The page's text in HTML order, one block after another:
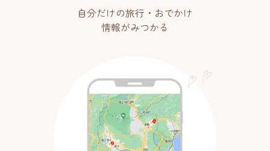
自分だけの旅行・おでかけ
情報がみつかる